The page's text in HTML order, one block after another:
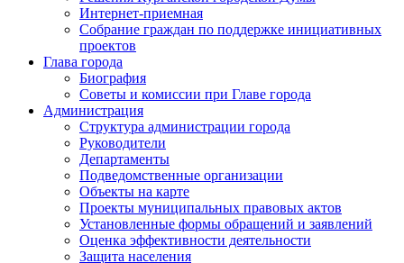
Интернет-приемная
Собрание граждан по поддержке инициативных
проектов
Глава города
Биография
Советы и комиссии при Главе города
Администрация
Структура администрации города
Руководители
Департаменты
Подведомственные организации
Объекты на карте
Проекты муниципальных правовых актов
Установленные формы обращений и заявлений
Оценка эффективности деятельности
Защита населения